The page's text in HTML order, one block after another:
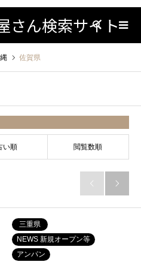
さん検索サイト検索
佐賀県
い順 閲覧数順
 
三重県
NEWS 新規オープン等
アンパン